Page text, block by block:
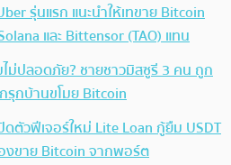
รุ่นแรก แนะนำให้เทขาย Bitcoin
และ Bittensor (TAO) แทน
ไม่ปลอดภัย? ชายชาวมิสซูรี 3 คน ถูก
กบ้านขโมย Bitcoin
ดตัวฟีเจอร์ใหม่ Lite Loan กู้ยืม USDT
งขาย Bitcoin จากพอร์ต